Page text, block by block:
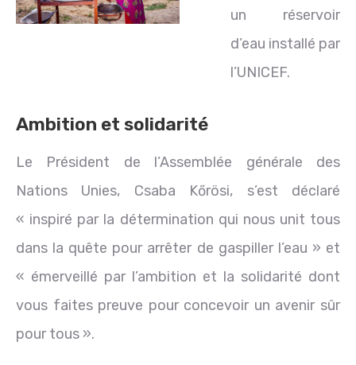
un réservoir
d’eau installé par
l’UNICEF.
Ambition et solidarité
Le Président de l’Assemblée générale des
Nations Unies, Csaba Kőrösi, s’est déclaré
« inspiré par la détermination qui nous unit tous
dans la quête pour arrêter de gaspiller l’eau » et
« émerveillé par l’ambition et la solidarité dont
vous faites preuve pour concevoir un avenir sûr
pour tous ».